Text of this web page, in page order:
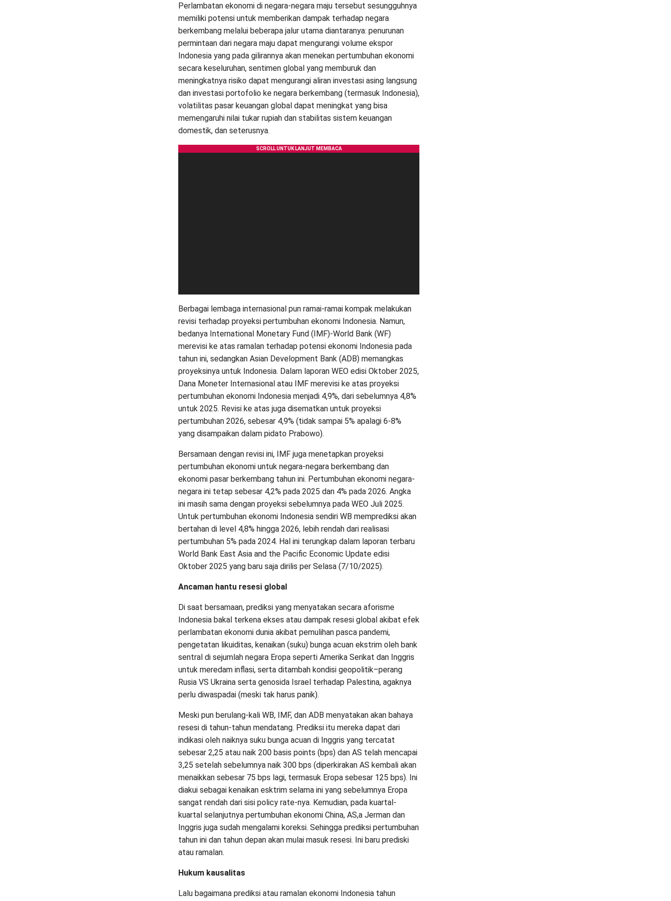
Perlambatan ekonomi di negara-negara maju tersebut sesungguhnya
memiliki potensi untuk memberikan dampak terhadap negara
berkembang melalui beberapa jalur utama diantaranya: penurunan
permintaan dari negara maju dapat mengurangi volume ekspor
Indonesia yang pada gilirannya akan menekan pertumbuhan ekonomi
secara keseluruhan, sentimen global yang memburuk dan
meningkatnya risiko dapat mengurangi aliran investasi asing langsung
dan investasi portofolio ke negara berkembang (termasuk Indonesia),
volatilitas pasar keuangan global dapat meningkat yang bisa
memengaruhi nilai tukar rupiah dan stabilitas sistem keuangan
domestik, dan seterusnya.
Berbagai lembaga internasional pun ramai-ramai kompak melakukan
revisi terhadap proyeksi pertumbuhan ekonomi Indonesia. Namun,
bedanya International Monetary Fund (IMF)-World Bank (WF)
merevisi ke atas ramalan terhadap potensi ekonomi Indonesia pada
tahun ini, sedangkan Asian Development Bank (ADB) memangkas
proyeksinya untuk Indonesia. Dalam laporan WEO edisi Oktober 2025,
Dana Moneter Internasional atau IMF merevisi ke atas proyeksi
pertumbuhan ekonomi Indonesia menjadi 4,9%, dari sebelumnya 4,8%
untuk 2025. Revisi ke atas juga disematkan untuk proyeksi
pertumbuhan 2026, sebesar 4,9% (tidak sampai 5% apalagi 6-8%
yang disampaikan dalam pidato Prabowo).
Bersamaan dengan revisi ini, IMF juga menetapkan proyeksi
pertumbuhan ekonomi untuk negara-negara berkembang dan
ekonomi pasar berkembang tahun ini. Pertumbuhan ekonomi negara-
negara ini tetap sebesar 4,2% pada 2025 dan 4% pada 2026. Angka
ini masih sama dengan proyeksi sebelumnya pada WEO Juli 2025.
Untuk pertumbuhan ekonomi Indonesia sendiri WB memprediksi akan
bertahan di level 4,8% hingga 2026, lebih rendah dari realisasi
pertumbuhan 5% pada 2024. Hal ini terungkap dalam laporan terbaru
World Bank East Asia and the Pacific Economic Update edisi
Oktober 2025 yang baru saja dirilis per Selasa (7/10/2025).
Ancaman hantu resesi global
Di saat bersamaan, prediksi yang menyatakan secara aforisme
Indonesia bakal terkena ekses atau dampak resesi global akibat efek
perlambatan ekonomi dunia akibat pemulihan pasca pandemi,
pengetatan likuiditas, kenaikan (suku) bunga acuan ekstrim oleh bank
sentral di sejumlah negara Eropa seperti Amerika Serikat dan Inggris
untuk meredam inflasi, serta ditambah kondisi geopolitik–perang
Rusia VS Ukraina serta genosida Israel terhadap Palestina, agaknya
perlu diwaspadai (meski tak harus panik).
Meski pun berulang-kali WB, IMF, dan ADB menyatakan akan bahaya
resesi di tahun-tahun mendatang. Prediksi itu mereka dapat dari
indikasi oleh naiknya suku bunga acuan di Inggris yang tercatat
sebesar 2,25 atau naik 200 basis points (bps) dan AS telah mencapai
3,25 setelah sebelumnya naik 300 bps (diperkirakan AS kembali akan
menaikkan sebesar 75 bps lagi, termasuk Eropa sebesar 125 bps). Ini
diakui sebagai kenaikan esktrim selama ini yang sebelumnya Eropa
sangat rendah dari sisi policy rate-nya. Kemudian, pada kuartal-
kuartal selanjutnya pertumbuhan ekonomi China, AS,a Jerman dan
Inggris juga sudah mengalami koreksi. Sehingga prediksi pertumbuhan
tahun ini dan tahun depan akan mulai masuk resesi. Ini baru prediski
atau ramalan.
Hukum kausalitas
Lalu bagaimana prediksi atau ramalan ekonomi Indonesia tahun